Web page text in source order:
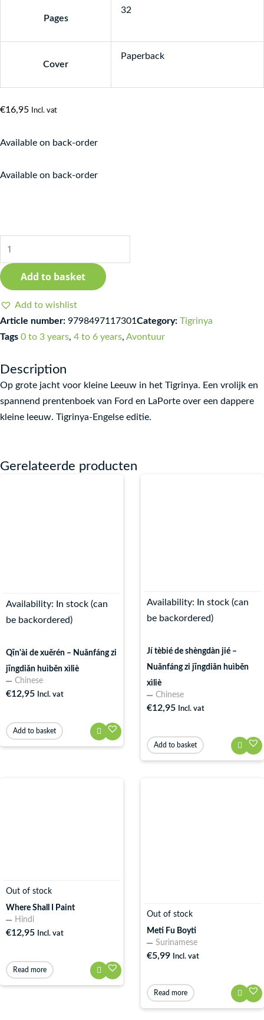
Pages
32
Cover
Paperback
€16,95 Incl. vat
Available on back-order
Available on back-order
A
Little
Lion
-
Tigrinya
quantity
Add to basket
Add to wishlist
Article number: 9798497117301 Category: Tigrinya
Tags 0 to 3 years, 4 to 6 years, Avontuur
Description
Op grote jacht voor kleine Leeuw in het Tigrinya. Een vrolijk en
spannend prentenboek van Ford en LaPorte over een dappere
kleine leeuw. Tigrinya-Engelse editie.
Gerelateerde producten
Availability:
In stock (can
be backordered)
Qīn'ài de xuěrén – Nuǎnfáng zi
jīngdiǎn huìběn xìliè
Chinese
€12,95 Incl. vat
Add to basket
Availability:
In stock (can
be backordered)
Jí tèbié de shèngdàn jié –
Nuǎnfáng zi jīngdiǎn huìběn
xìliè
Chinese
€12,95 Incl. vat
Add to basket
Out of stock
Where Shall I Paint
Hindi
€12,95 Incl. vat
Read more
Out of stock
Meti Fu Boyti
Surinamese
€5,99 Incl. vat
Read more